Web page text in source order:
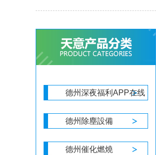
德州深夜福利APP在线
德州除塵設備
德州催化燃燒